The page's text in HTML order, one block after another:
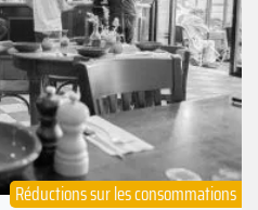
Suivant
Réductions sur les consommations